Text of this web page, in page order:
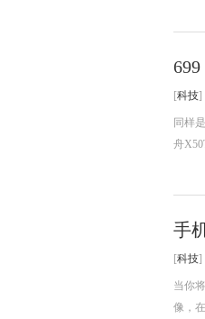
[科技]
同样
舟
手
[科技]
当你
像，